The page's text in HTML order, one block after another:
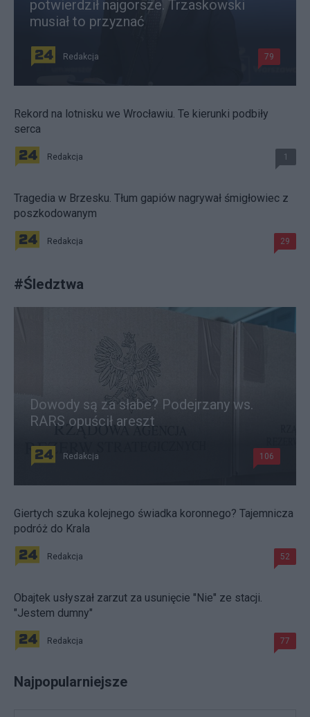
potwierdził najgorsze. Trzaskowski
musiał to przyznać
Redakcja 79
Rekord na lotnisku we Wrocławiu. Te kierunki podbiły
serca
Redakcja 1
Tragedia w Brzesku. Tłum gapiów nagrywał śmigłowiec z
poszkodowanym
Redakcja 29
#Śledztwa
Dowody są za słabe? Podejrzany ws.
RARS opuścił areszt
Redakcja 106
Giertych szuka kolejnego świadka koronnego? Tajemnicza
podróż do Krala
Redakcja 52
Obajtek usłyszał zarzut za usunięcie "Nie" ze stacji.
"Jestem dumny"
Redakcja 77
Najpopularniejsze